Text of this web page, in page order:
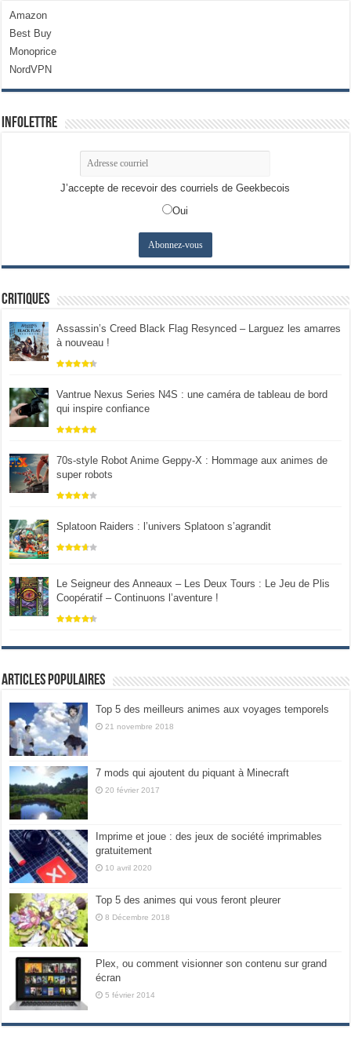
Amazon
Best Buy
Monoprice
NordVPN
Infolettre
J’accepte de recevoir des courriels de Geekbecois
Oui
Critiques
Assassin’s Creed Black Flag Resynced – Larguez les amarres
à nouveau !
Vantrue Nexus Series N4S : une caméra de tableau de bord
qui inspire confiance
70s-style Robot Anime Geppy-X : Hommage aux animes de
super robots
Splatoon Raiders : l’univers Splatoon s’agrandit
Le Seigneur des Anneaux – Les Deux Tours : Le Jeu de Plis
Coopératif – Continuons l’aventure !
Articles populaires
Top 5 des meilleurs animes aux voyages temporels
21 novembre 2018
7 mods qui ajoutent du piquant à Minecraft
20 février 2017
Imprime et joue : des jeux de société imprimables
gratuitement
10 avril 2020
Top 5 des animes qui vous feront pleurer
8 Décembre 2018
Plex, ou comment visionner son contenu sur grand
écran
5 février 2014